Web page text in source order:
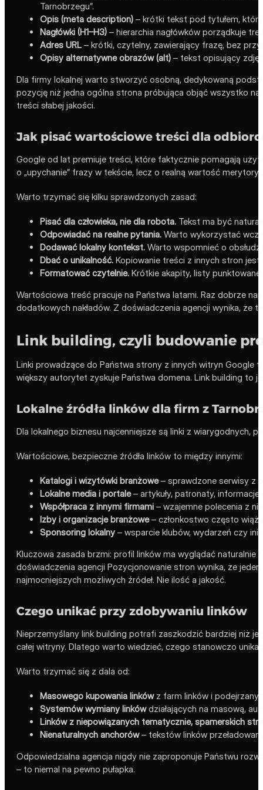
Tarnobrzegu”.
Opis (meta description) – krótki tekst pod tytułem,
Nagłówki (H1–H3) – hierarchia nagłówków porządkuje
Adres URL – krótki, czytelny, zawierający frazę, bez
Opisy alternatywne obrazów (alt) – tekst opisujący
Dla firmy lokalnej warto stworzyć osobną, dedykowaną
pozycję niż jedna ogólna strona próbująca objąć wszystko
treści słabej jakości.
Jak pisać wartościowe treści dla
Google od lat premiuje treści, które faktycznie pomagają
o „upychanie” frazy w tekście, lecz o realną wartość
Warto trzymać się kilku sprawdzonych zasad:
Pisać dla człowieka, nie dla robota. Tekst ma być
Odpowiadać na realne pytania. Warto wykorzystać
Dodawać lokalny kontekst. Warto wspomnieć o
Dbać o unikalność. Kopiowanie treści z innych stron
Formatować czytelnie. Krótkie akapity, listy
Wartościowa treść pracuje na Państwa latami. Raz dobrze
dodatkowych nakładów. Z doświadczenia agencji wynika,
Link building, czyli budowanie
Linki prowadzące do Państwa strony z innych witryn Google
większy autorytet zyskuje Państwa domena. Link building to
Lokalne źródła linków dla firm z
Dla lokalnego biznesu najcenniejsze są linki z wiarygodnych,
Wartościowe, bezpieczne źródła linków to między innymi:
Katalogi i wizytówki branżowe– sprawdzone serwisy z
Lokalne media i portale– artykuły, patronaty,
Współpraca z innymi firmami – wzajemne polecenia z
Izby i organizacje branżowe– członkostwo często
Sponsoring lokalny – wsparcie klubów, wydarzeń czy
Kluczowa zasada brzmi: profil linków ma wyglądać
doświadczenia agencji Pozycjonowanie stron wynika, że
najmocniejszych możliwych źródeł. Nie ilość a jakość.
Czego unikać przy zdobywaniu linków
Nieprzemyślany link building potrafi zaszkodzić bardziej niż
całej witryny. Dlatego warto wiedzieć, czego stanowczo
Warto trzymać się z dala od:
Masowego kupowania linkówz farm linków i
Systemów wymiany linkówdziałających na masową,
Linków z niepowiązanych tematycznie, spamerskich
Nienaturalnych anchorów– tekstów linków
Odpowiedzialna agencja nigdy nie zaproponuje Państwu
– to niemal na pewno pułapka.